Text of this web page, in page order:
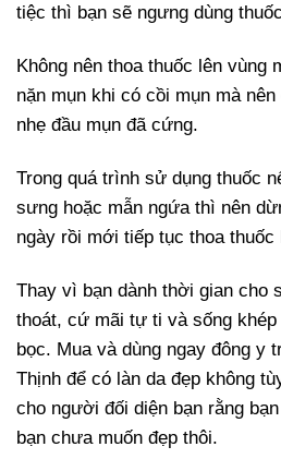
tiệc thì bạn sẽ ngưng dùng
Không nên thoa thuốc lên vùng
nặn mụn khi có cồi mụn mà
nhẹ đầu mụn đã cứng.
Trong quá trình sử dụng thuốc
sưng hoặc mẫn ngứa thì nên
ngày rồi mới tiếp tục thoa thuốc
Thay vì bạn dành thời gian cho
thoát, cứ mãi tự ti và sống
bọc. Mua và dùng ngay đông y
Thịnh để có làn da đẹp không
cho người đối diện bạn rằng
bạn chưa muốn đẹp thôi.